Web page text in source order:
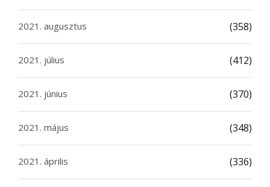
2021. augusztus (358)
2021. július (412)
2021. június (370)
2021. május (348)
2021. április (336)